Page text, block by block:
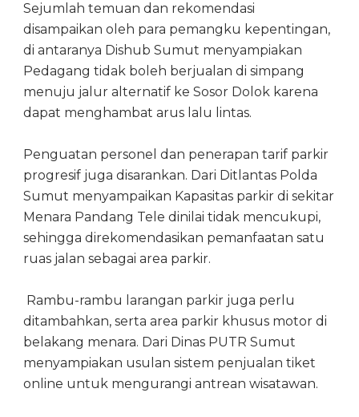
Sejumlah temuan dan rekomendasi
disampaikan oleh para pemangku kepentingan,
di antaranya Dishub Sumut menyampiakan
Pedagang tidak boleh berjualan di simpang
menuju jalur alternatif ke Sosor Dolok karena
dapat menghambat arus lalu lintas.
Penguatan personel dan penerapan tarif parkir
progresif juga disarankan. Dari Ditlantas Polda
Sumut menyampaikan Kapasitas parkir di sekitar
Menara Pandang Tele dinilai tidak mencukupi,
sehingga direkomendasikan pemanfaatan satu
ruas jalan sebagai area parkir.
Rambu-rambu larangan parkir juga perlu
ditambahkan, serta area parkir khusus motor di
belakang menara. Dari Dinas PUTR Sumut
menyampiakan usulan sistem penjualan tiket
online untuk mengurangi antrean wisatawan.